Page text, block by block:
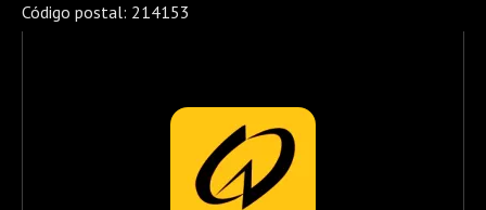
Código postal: 214153